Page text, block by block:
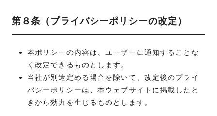
第８条（プライバシーポリシーの改定）
本ポリシーの内容は、ユーザーに通知することな
く改定できるものとします。
当社が別途定める場合を除いて、改定後のプライ
バシーポリシーは、本ウェブサイトに掲載したと
きから効力を生じるものとします。